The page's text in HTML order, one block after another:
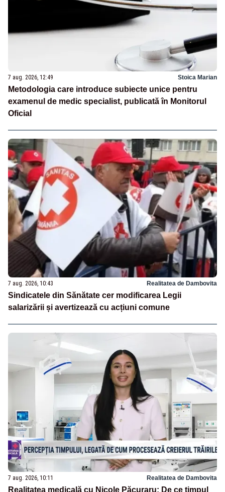
7 aug. 2026, 12:49 Stoica Marian
Metodologia care introduce subiecte unice pentru
examenul de medic specialist, publicată în Monitorul
Oficial
7 aug. 2026, 10:43 Realitatea de Dambovita
Sindicatele din Sănătate cer modificarea Legii
salarizării și avertizează cu acțiuni comune
7 aug. 2026, 10:11 Realitatea de Dambovita
Realitatea medicală cu Nicole Păcuraru: De ce timpul